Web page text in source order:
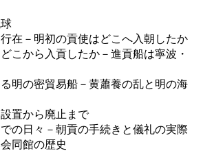
在－明初の貢使はどこへ入朝したか
こから入貢したか－進貢船は寧波・
明の密貿易船－黄蕭養の乱と明の海
置から廃止まで
の日々－朝貢の手続きと儀礼の実際
同館の歴史